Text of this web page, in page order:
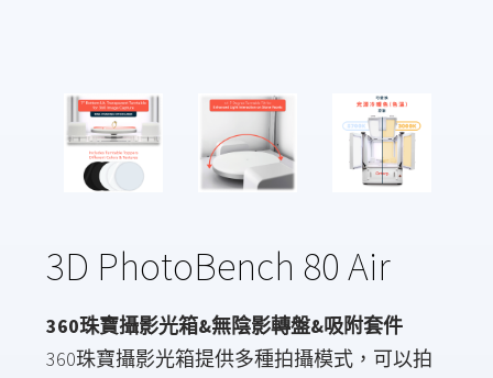
3D PhotoBench 80 Air
360珠寶攝影光箱&無陰影轉盤&吸附套件
360珠寶攝影光箱提供多種拍攝模式，可以拍